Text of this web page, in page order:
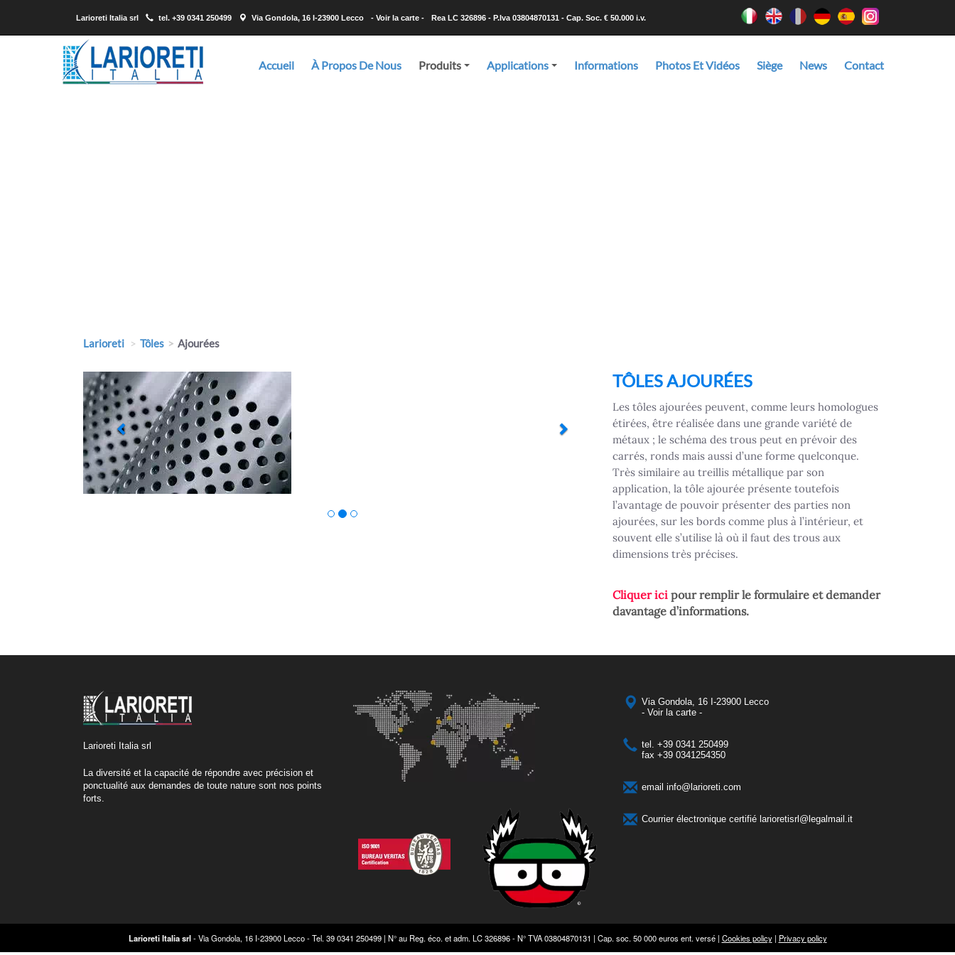
Larioreti Italia srl tel. +39 0341 250499 Via Gondola, 16 I-23900 Lecco - Voir la carte - Rea LC 326896 - P.Iva 03804870131 - Cap. Soc. € 50.000 i.v.
Accueil
À Propos De Nous
Produits
Applications Informations Photos Et Vidéos Siège News Contact
Larioreti Tôles Ajourées
Previous TÔLES AJOURÉES
Les tôles ajourées peuvent, comme leurs homologues
étirées, être réalisée dans une grande variété de
métaux ; le schéma des trous peut en prévoir des
carrés, ronds mais aussi d’une forme quelconque.
Très similaire au treillis métallique par son
application, la tôle ajourée présente toutefois
l’avantage de pouvoir présenter des parties non
ajourées, sur les bords comme plus à l’intérieur, et
souvent elle s’utilise là où il faut des trous aux
dimensions très précises.
Cliquer ici pour remplir le formulaire et demander
davantage d’informations.
Larioreti Italia srl
La diversité et la capacité de répondre avec précision et
ponctualité aux demandes de toute nature sont nos points
forts.
Via Gondola, 16 I-23900 Lecco
- Voir la carte -
tel. +39 0341 250499
fax +39 0341254350
email info@larioreti.com
Courrier électronique certifié larioretisrl@legalmail.it
Larioreti Italia srl- Via Gondola, 16 I-23900 Lecco - Tel. 39 0341 250499 | N° au Reg. éco. et adm. LC 326896 - N° TVA 03804870131 | Cap. soc. 50 000 euros ent. versé | Cookies policy| Privacy policy